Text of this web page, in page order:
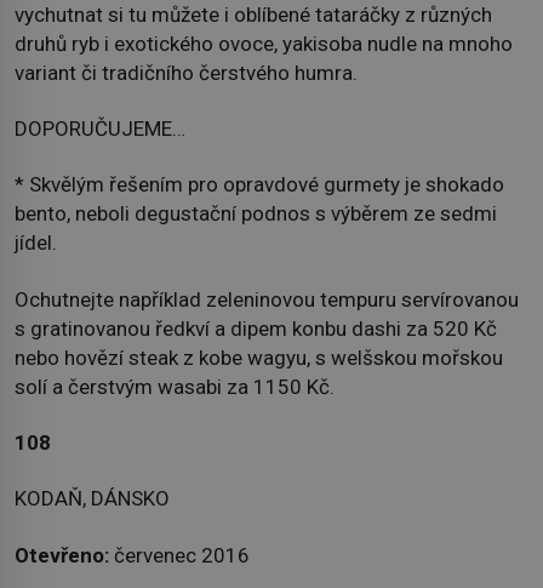
vychutnat si tu můžete i oblíbené tataráčky z různých
druhů ryb i exotického ovoce, yakisoba nudle na mnoho
variant či tradičního čerstvého humra.
DOPORUČUJEME…
* Skvělým řešením pro opravdové gurmety je shokado
bento, neboli degustační podnos s výběrem ze sedmi
jídel.
Ochutnejte například zeleninovou tempuru servírovanou
s gratinovanou ředkví a dipem konbu dashi za 520 Kč
nebo hovězí steak z kobe wagyu, s welšskou mořskou
solí a čerstvým wasabi za 1150 Kč.
108
KODAŇ, DÁNSKO
Otevřeno: červenec 2016